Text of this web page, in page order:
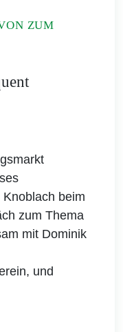
ZUM
beim
zum Thema
mit Dominik
und